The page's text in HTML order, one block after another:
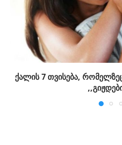
ქალის 7 თვისება,